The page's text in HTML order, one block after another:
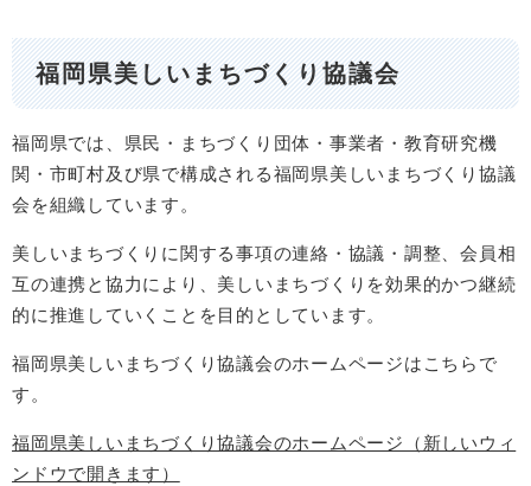
福岡県美しいまちづくり協議会
福岡県では、県民・まちづくり団体・事業者・教育研究機
関・市町村及び県で構成される福岡県美しいまちづくり協議
会を組織しています。
美しいまちづくりに関する事項の連絡・協議・調整、会員相
互の連携と協力により、美しいまちづくりを効果的かつ継続
的に推進していくことを目的としています。
福岡県美しいまちづくり協議会のホームページはこちらで
す。
福岡県美しいまちづくり協議会のホームページ（新しいウィ
ンドウで開きます）